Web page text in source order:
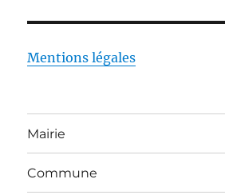
Mentions légales
Mairie
Commune